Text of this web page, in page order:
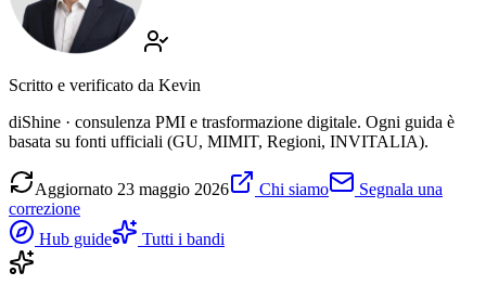
Scritto e verificato da Kevin
diShine · consulenza PMI e trasformazione digitale. Ogni guida è
basata su fonti ufficiali (GU, MIMIT, Regioni, INVITALIA).
Aggiornato 23 maggio 2026 Chi siamo
Segnala una
correzione
Hub guide
Tutti i bandi